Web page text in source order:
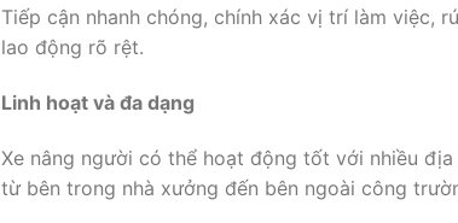
Tiếp cận nhanh chóng, chính xác vị trí làm việc,
lao động rõ rệt.
Linh hoạt và đa dạng
Xe nâng người có thể hoạt động tốt với nhiều
từ bên trong nhà xưởng đến bên ngoài công